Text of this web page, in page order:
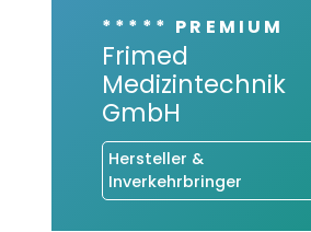
***** PREMIUM
Frimed
Medizintechnik
GmbH
Hersteller &
Inverkehrbringer